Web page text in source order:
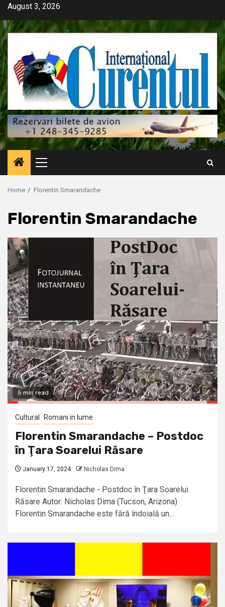
Skip
content
August 3, 2026
Primary
Menu
Home Florentin Smarandache
Florentin Smarandache
5 min read
Cultural Romani in lume
Florentin Smarandache – Postdoc
în Ţara Soarelui Răsare
January 17, 2024 Nicholas Dima
Florentin Smarandache - Postdoc în Ţara Soarelui
Răsare Autor: Nicholas Dima (Tucson, Arizona)
Florentin Smarandache este fără îndoială un...